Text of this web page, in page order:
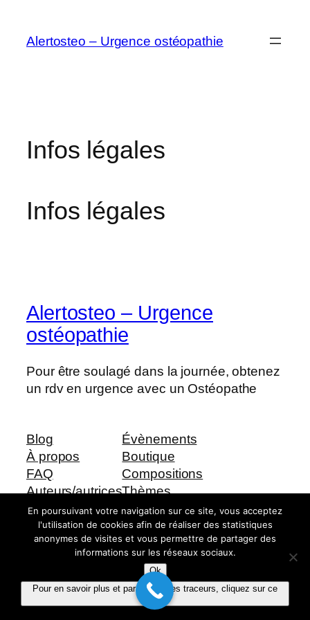
contenu
Alertosteo – Urgence ostéopathie
Infos légales
Infos légales
Alertosteo – Urgence
ostéopathie
Pour être soulagé dans la journée, obtenez
un rdv en urgence avec un Ostéopathe
Blog
À propos
FAQ
Auteurs/autrices
Évènements
Boutique
Compositions
Thèmes
Twenty Twenty-Five Conçu avec
En poursuivant votre navigation sur ce site, vous acceptez
l'utilisation de cookies afin de réaliser des statistiques
anonymes de visites et vous permettre de partager des
informations sur les réseaux sociaux.
Ok
Pour en savoir plus et paramétrer les traceurs, cliquez sur ce
lien